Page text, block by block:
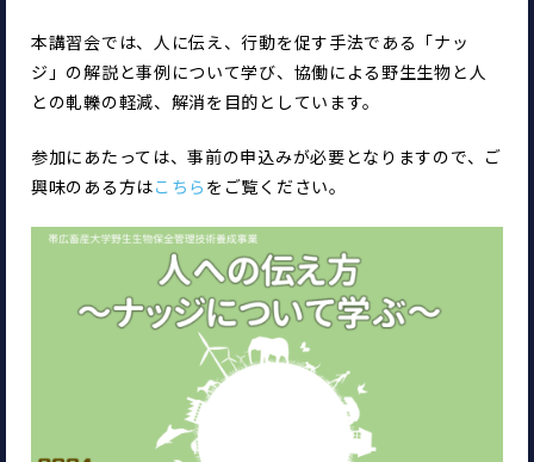
本講習会では、人に伝え、行動を促す手法である「ナッ
ジ」の解説と事例について学び、協働による野生生物と人
との軋轢の軽減、解消を目的としています。
参加にあたっては、事前の申込みが必要となりますので、ご
興味のある方はこちら をご覧ください。